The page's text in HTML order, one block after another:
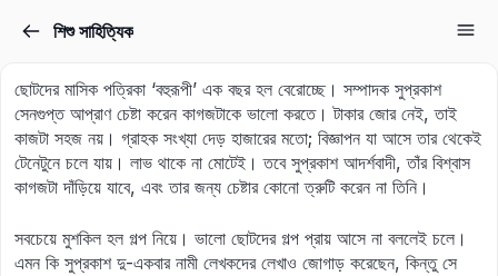
শিশু সাহিত্যিক
ছোটদের মাসিক পত্রিকা ‘বহুরূপী’ এক বছর হল বেরোচ্ছে। সম্পাদক সুপ্রকাশ
সেনগুপ্ত আপ্রাণ চেষ্টা করেন কাগজটাকে ভালো করতে। টাকার জোর নেই, তাই
কাজটা সহজ নয়। গ্রাহক সংখ্যা দেড় হাজারের মতো; বিজ্ঞাপন যা আসে তার থেকেই
টেনেটুনে চলে যায়। লাভ থাকে না মোটেই। তবে সুপ্রকাশ আদর্শবাদী, তাঁর বিশ্বাস
কাগজটা দাঁড়িয়ে যাবে, এবং তার জন্য চেষ্টার কোনো ত্রুটি করেন না তিনি।
সবচেয়ে মুশকিল হল গল্প নিয়ে। ভালো ছোটদের গল্প প্রায় আসে না বললেই চলে।
এমন কি সুপ্রকাশ দু-একবার নামী লেখকদের লেখাও জোগাড় করেছেন, কিন্তু সে
Sign in
Don’t have an account? Sign up